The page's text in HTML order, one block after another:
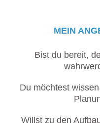
MEIN
Bist du bereit,
Du möchtest
Willst zu den